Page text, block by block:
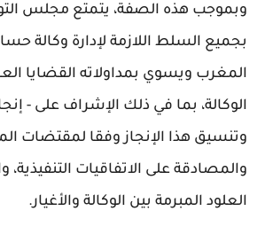
وبموجب هذه الصفة، يتمتع مجلس
بجميع السلط اللازمة لإدارة وكالة
المغرب ويسوي بمداولاته القضايا
الوكالة، بما في ذلك الإشراف على -
وتنسيق هذا الإنجاز وفقا لمقتضات
والمصادقة على الاتفاقيات
العلود المبرمة بين الوكالة والأغيار.